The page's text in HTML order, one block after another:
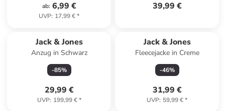
ab: 6,99 €
UVP: 17,99 €*
39,99 €
Jack & Jones
Anzug in Schwarz
-85%
29,99 €
UVP: 199,99 €*
Jack & Jones
Fleecejacke in Creme
-46%
31,99 €
UVP: 59,99 €*